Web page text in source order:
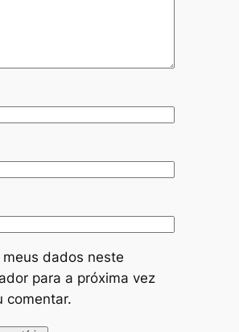
meus dados neste
para a próxima vez
comentar.